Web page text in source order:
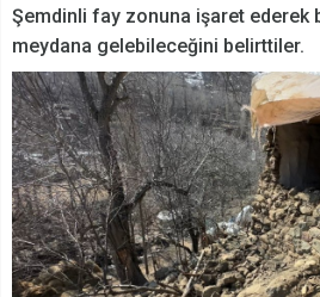
Şemdinli fay zonuna işaret ederek
meydana gelebileceğini belirttiler.